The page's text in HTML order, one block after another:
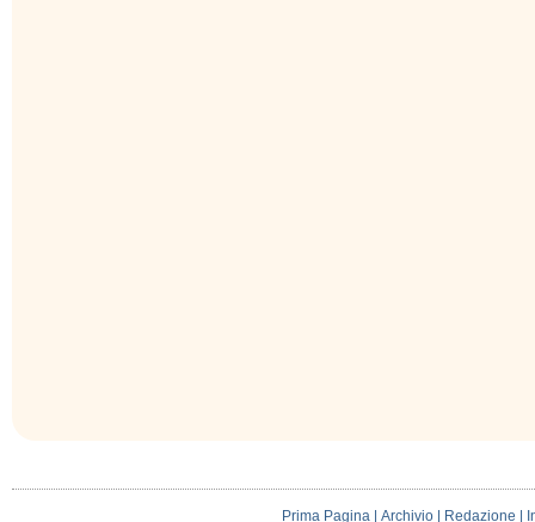
Prima Pagina |Archivio | Redazione |